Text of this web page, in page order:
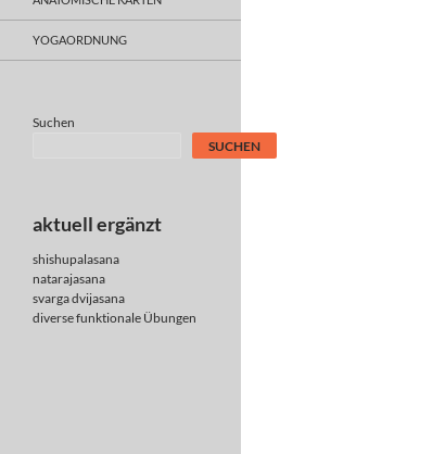
YOGAORDNUNG
Suchen
SUCHEN
aktuell ergänzt
shishupalasana
natarajasana
svarga dvijasana
diversefunktionale Übungen